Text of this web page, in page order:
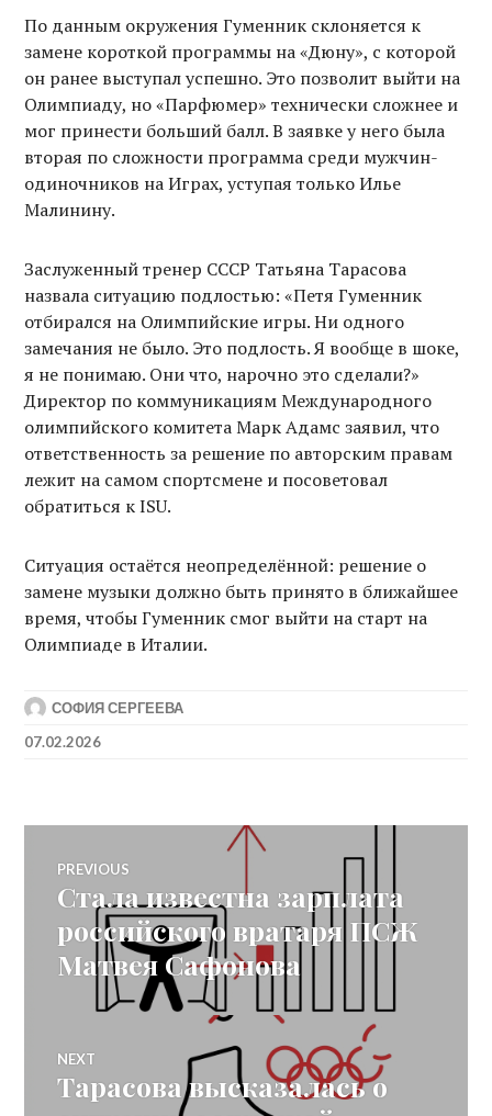
По данным окружения Гуменник склоняется к
замене короткой программы на «Дюну», с которой
он ранее выступал успешно. Это позволит выйти на
Олимпиаду, но «Парфюмер» технически сложнее и
мог принести больший балл. В заявке у него была
вторая по сложности программа среди мужчин-
одиночников на Играх, уступая только Илье
Малинину.
Заслуженный тренер СССР Татьяна Тарасова
назвала ситуацию подлостью: «Петя Гуменник
отбирался на Олимпийские игры. Ни одного
замечания не было. Это подлость. Я вообще в шоке,
я не понимаю. Они что, нарочно это сделали?»
Директор по коммуникациям Международного
олимпийского комитета Марк Адамс заявил, что
ответственность за решение по авторским правам
лежит на самом спортсмене и посоветовал
обратиться к ISU.
Ситуация остаётся неопределённой: решение о
замене музыки должно быть принято в ближайшее
время, чтобы Гуменник смог выйти на старт на
Олимпиаде в Италии.
СОФИЯ СЕРГЕЕВА
07.02.2026
Post
navigation
PREVIOUS
Previous
post:
Стала известна зарплата
российского вратаря ПСЖ
Матвея Сафонова
NEXT
Next
post:
Тарасова высказалась о